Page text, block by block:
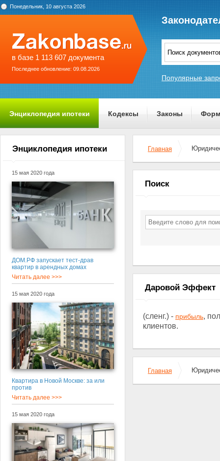
Понедельник, 10 августа 2026
в базе 1 113 607 документа
Последнее обновление: 09.08.2026
Популярные
Энциклопедия ипотеки Кодексы Законы
О проекте
Энциклопедия ипотеки
15 мая 2020 года
ДОМ.РФ запускает тест-драв
квартир в арендных домах
Читать далее >>>
15 мая 2020 года
Квартира в Новой Москве: за или
против
Читать далее >>>
15 мая 2020 года
Главная
Поиск
Даровой Эффект
(сленг.) - прибыль,
клиентов.
Главная